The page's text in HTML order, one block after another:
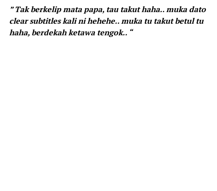
” Tak berkelip mata papa, tau takut haha.. muka dato
clear subtitles kali ni hehehe.. muka tu takut betul tu
haha, berdekah ketawa tengok.. “